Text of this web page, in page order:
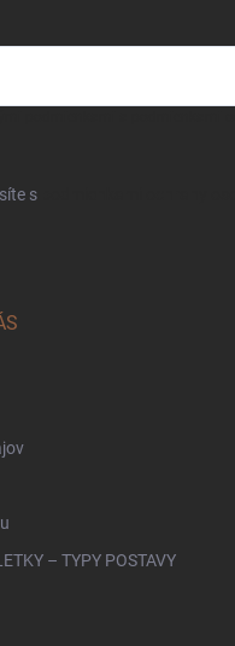
s
– TYPY POSTAVY